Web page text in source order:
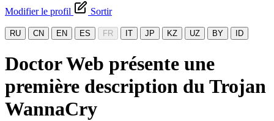
Modifier le profil
Sortir
RU CN EN ES FR IT JP KZ UZ BY ID
Doctor Web présente une
première description du Trojan
WannaCry